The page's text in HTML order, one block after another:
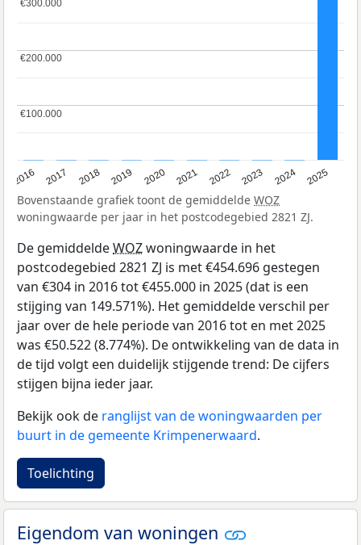
2016 2017 2018 2019 2020 2021 2022 2023 2024 2025
€100.000
€100.000
€200.000
€200.000
€300.000
€300.000
Bovenstaande grafiek toont de gemiddelde WOZ
woningwaarde per jaar in het postcodegebied 2821 ZJ.
De gemiddeldeWOZwoningwaarde in het
postcodegebied 2821 ZJ is met €454.696 gestegen
van €304 in 2016 tot €455.000 in 2025 (dat is een
stijging van 149.571%). Het gemiddelde verschil per
jaar over de hele periode van 2016 tot en met 2025
was €50.522 (8.774%). De ontwikkeling van de data in
de tijd volgt een duidelijk stijgende trend: De cijfers
stijgen bijna ieder jaar.
Bekijk ook de ranglijst van de woningwaarden per
buurt in de gemeente Krimpenerwaard.
Toelichting
Eigendom van woningen